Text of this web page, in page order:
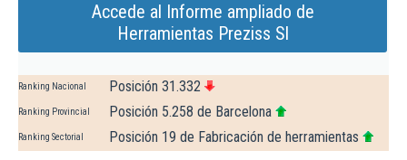
Accede al Informe ampliado de
Herramientas Preziss Sl
Ranking Nacional Posición 31.332
Ranking Provincial Posición 5.258 de Barcelona
Ranking Sectorial Posición 19 de Fabricación de herramientas